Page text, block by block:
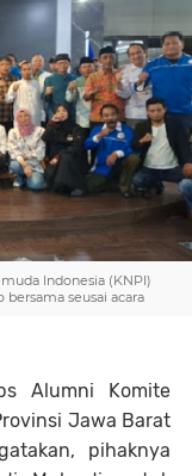
Indonesia (KNPI)
bersama seusai acara
Alumni Komite
Jawa Barat
pihaknya